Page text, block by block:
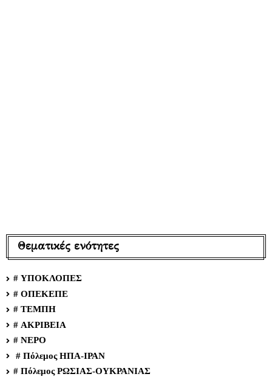
Θεματικές ενότητες
# ΥΠΟΚΛΟΠΕΣ
# ΟΠΕΚΕΠΕ
# ΤΕΜΠΗ
# ΑΚΡΙΒΕΙΑ
# ΝΕΡΟ
# Πόλεμος ΗΠΑ-ΙΡΑΝ
# Πόλεμος ΡΩΣΙΑΣ-ΟΥΚΡΑΝΙΑΣ